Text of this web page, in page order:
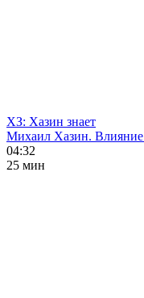
ХЗ: Хазин знает
Михаил Хазин.
04:32
25 мин